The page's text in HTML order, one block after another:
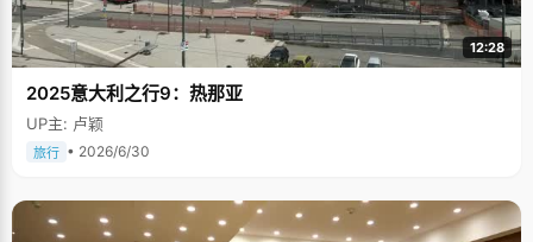
12:28
2025意大利之行9：热那亚
UP主: 卢颖
旅行 • 2026/6/30